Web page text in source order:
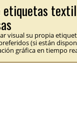
visual su propia
(si están
gráfica en tiempo